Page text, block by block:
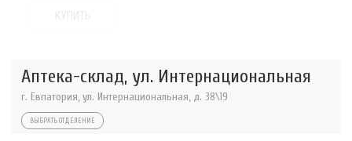
Аптека-склад, ул. Интернациональная
г. Евпатория, ул. Интернациональная, д. 38\19
ВЫБРАТЬ ОТДЕЛЕНИЕ